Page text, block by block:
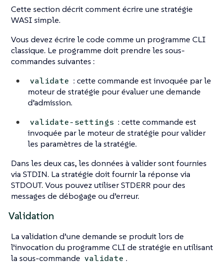
Cette section décrit comment écrire une stratégie
WASI simple.
Vous devez écrire le code comme un programme CLI
classique. Le programme doit prendre les sous-
commandes suivantes :
validate : cette commande est invoquée par le
moteur de stratégie pour évaluer une demande
d’admission.
validate-settings : cette commande est
invoquée par le moteur de stratégie pour valider
les paramètres de la stratégie.
Dans les deux cas, les données à valider sont fournies
via STDIN. La stratégie doit fournir la réponse via
STDOUT. Vous pouvez utiliser STDERR pour des
messages de débogage ou d’erreur.
Validation
La validation d’une demande se produit lors de
l’invocation du programme CLI de stratégie en utilisant
la sous-commande validate .